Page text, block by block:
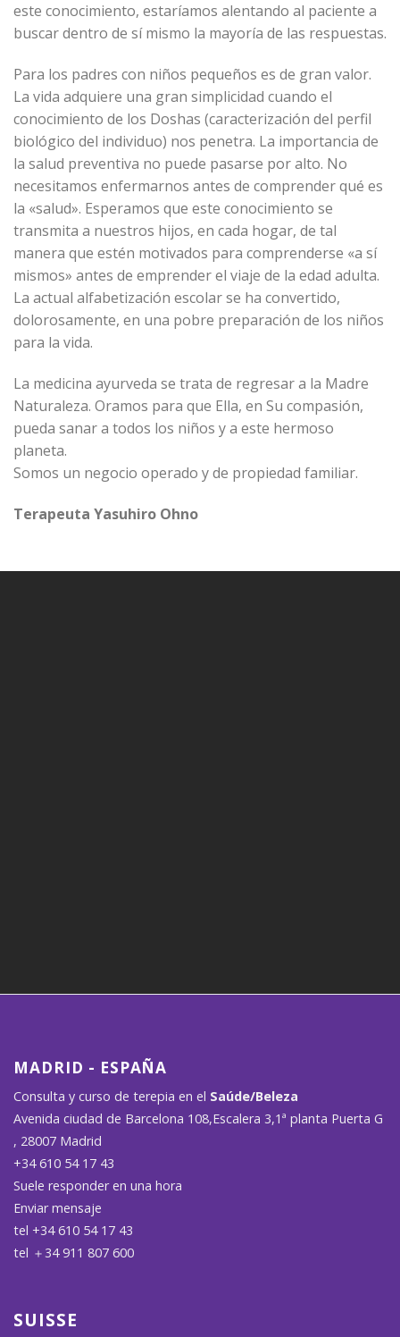
este conocimiento, estaríamos alentando al paciente a
buscar dentro de sí mismo la mayoría de las respuestas.
Para los padres con niños pequeños es de gran valor.
La vida adquiere una gran simplicidad cuando el
conocimiento de los Doshas (caracterización del perfil
biológico del individuo) nos penetra. La importancia de
la salud preventiva no puede pasarse por alto. No
necesitamos enfermarnos antes de comprender qué es
la «salud». Esperamos que este conocimiento se
transmita a nuestros hijos, en cada hogar, de tal
manera que estén motivados para comprenderse «a sí
mismos» antes de emprender el viaje de la edad adulta.
La actual alfabetización escolar se ha convertido,
dolorosamente, en una pobre preparación de los niños
para la vida.
La medicina ayurveda se trata de regresar a la Madre
Naturaleza. Oramos para que Ella, en Su compasión,
pueda sanar a todos los niños y a este hermoso
planeta.
Somos un negocio operado y de propiedad familiar.
Terapeuta Yasuhiro Ohno
MADRID - ESPAÑA
Consulta y curso de terepia en el Saúde/Beleza
Avenida ciudad de Barcelona 108,Escalera 3,1ª planta Puerta G
, 28007 Madrid
+34 610 54 17 43
Suele responder en una hora
Enviar mensaje
tel +34 610 54 17 43
tel ＋34 911 807 600
SUISSE